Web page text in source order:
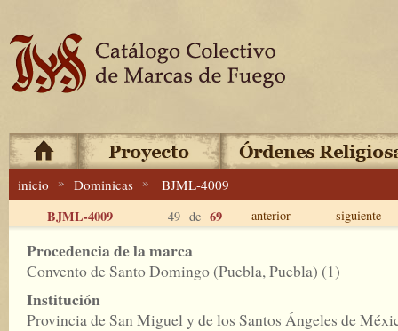
inicio » Dominicas » BJML-4009
BJML-4009 49 de 69 anterior siguiente
Procedencia de la marca
Convento de Santo Domingo (Puebla, Puebla) (1)
Institución
Provincia de San Miguel y de los Santos Ángeles de